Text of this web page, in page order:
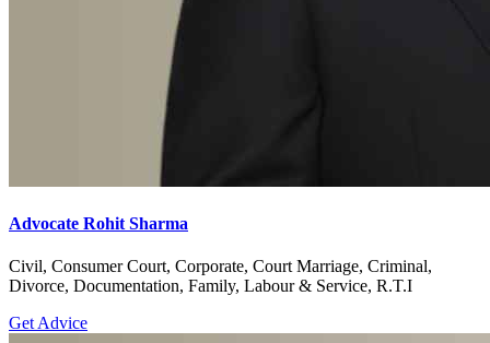
Advocate Rohit Sharma
Civil, Consumer Court, Corporate, Court Marriage, Criminal,
Divorce, Documentation, Family, Labour & Service, R.T.I
Get Advice